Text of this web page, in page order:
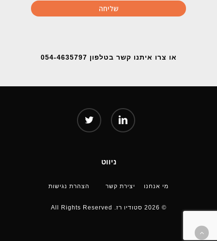
או צרו איתנו קשר בטלפון 054-4635797
twitter linkedin
ניווט
מי אנחנו יצירת קשר הצהרת נגישות
© 2026 סטודיו רז. All Rights Reserved